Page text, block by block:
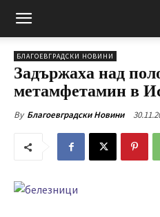
БЛАГОЕВГРАДСКИ НОВИНИ
Задържаха над
метамфетамин в
By Благоевградски Новини